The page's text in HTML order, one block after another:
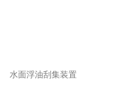
水面浮油刮集装置